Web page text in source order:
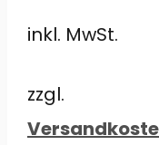
inkl. MwSt.
zzgl.